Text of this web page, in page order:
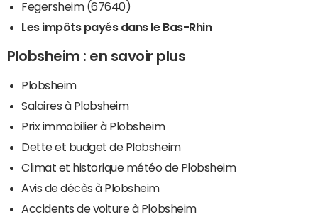
Fegersheim (67640)
Les impôts payés dans le Bas-Rhin
Plobsheim : en savoir plus
Plobsheim
Salaires à Plobsheim
Prix immobilier à Plobsheim
Dette et budget de Plobsheim
Climat et historique météo de Plobsheim
Avis de décès à Plobsheim
Accidents de voiture à Plobsheim